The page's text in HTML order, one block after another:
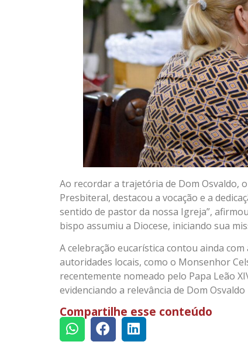
Ao recordar a trajetória de Dom Osvaldo,
Presbiteral, destacou a vocação e a
sentido de pastor da nossa Igreja”,
bispo assumiu a Diocese, iniciando sua
A celebração eucarística contou ainda
autoridades locais, como o Monsenhor
recentemente nomeado pelo Papa Leão
evidenciando a relevância de Dom
Compartilhe esse conteúdo